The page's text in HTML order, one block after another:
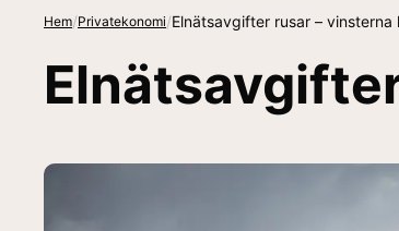
Hem/Privatekonomi/Elnätsavgifter rusar –